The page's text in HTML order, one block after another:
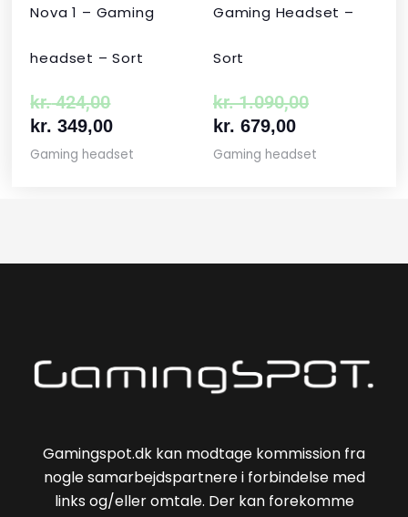
Nova 1 – Gaming
headset – Sort
kr.424,00
kr. 349,00
Gaming headset
Gaming Headset –
Sort
kr.1.090,00
kr. 679,00
Gaming headset
Gamingspot.dk kan modtage kommission fra
nogle samarbejdspartnere i forbindelse med
links og/eller omtale. Der kan forekomme